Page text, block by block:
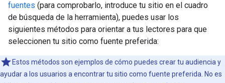
fuentes (para comprobarlo, introduce tu sitio en el cuadro
de búsqueda de la herramienta), puedes usar los
siguientes métodos para orientar a tus lectores para que
seleccionen tu sitio como fuente preferida:
Estos métodos son ejemplos de cómo puedes crear tu audiencia y
ayudar a los usuarios a encontrar tu sitio como fuente preferida. No es